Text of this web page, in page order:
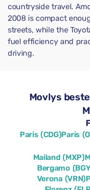
countryside travel.
2008 is compact
streets, while the
fuel efficiency and
driving.
Movlys
Paris (CDG)Paris
Mailand (MXP)
Bergamo
Verona (VRN)